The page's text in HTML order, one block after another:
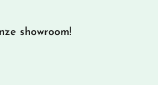
showroom!